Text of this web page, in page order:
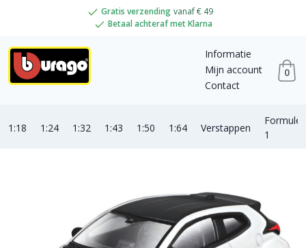
Gratis verzending vanaf € 49
Betaal achteraf met Klarna
Informatie
Mijn account
Contact
0
1:18 1:24 1:32 1:43 1:50 1:64 Verstappen
Formule
1